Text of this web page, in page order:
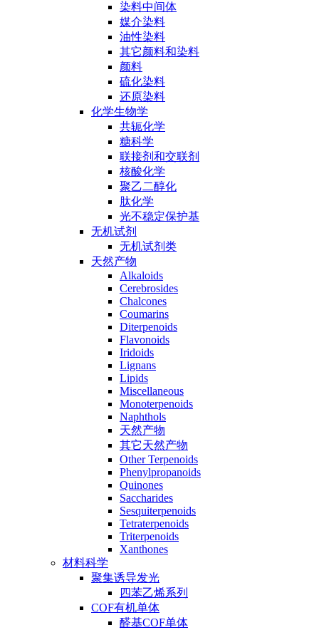
染料中间体
媒介染料
油性染料
其它颜料和染料
颜料
硫化染料
还原染料
化学生物学
共轭化学
糖科学
联接剂和交联剂
核酸化学
聚乙二醇化
肽化学
光不稳定保护基
无机试剂
无机试剂类
天然产物
Alkaloids
Cerebrosides
Chalcones
Coumarins
Diterpenoids
Flavonoids
Iridoids
Lignans
Lipids
Miscellaneous
Monoterpenoids
Naphthols
天然产物
其它天然产物
Other Terpenoids
Phenylpropanoids
Quinones
Saccharides
Sesquiterpenoids
Tetraterpenoids
Triterpenoids
Xanthones
材料科学
聚集诱导发光
四苯乙烯系列
COF有机单体
醛基COF单体